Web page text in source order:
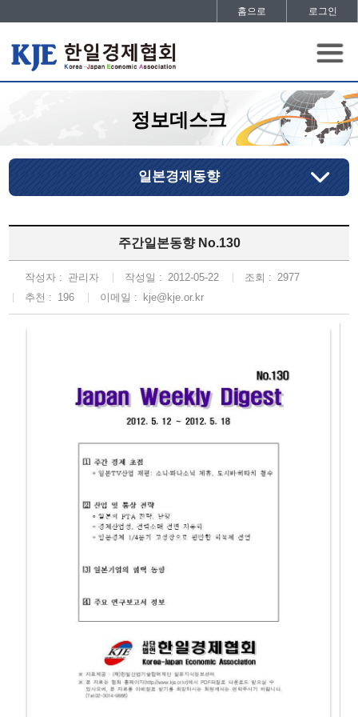
홈으로 로그인
정보데스크
일본경제동향
주간일본동향 No.130
작성자 : 관리자 작성일 : 2012-05-22 조회 : 2977
추천 : 196 이메일 : kje@kje.or.kr